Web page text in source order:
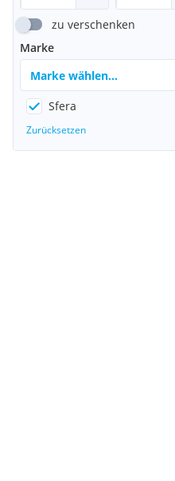
zu verschenken
Marke
Marke wählen...
Sfera
Zurücksetzen